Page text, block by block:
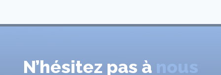
N’hésitez pas à nous